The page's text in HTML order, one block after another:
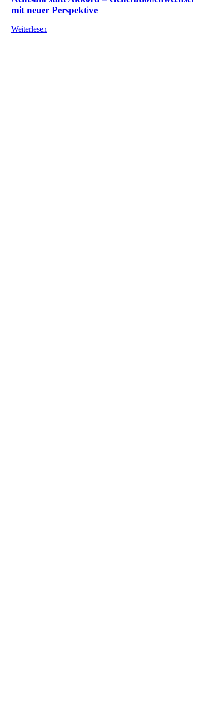
mit neuer Perspektive
Weiterlesen